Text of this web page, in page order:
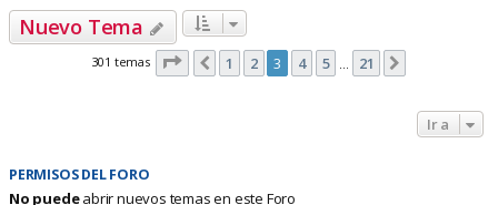
Nuevo Tema
301 temas Página de 21
Anterior
1 2 3 4 5 21
Ir a
PERMISOS DEL FORO
No puedeabrir nuevos temas en este Foro